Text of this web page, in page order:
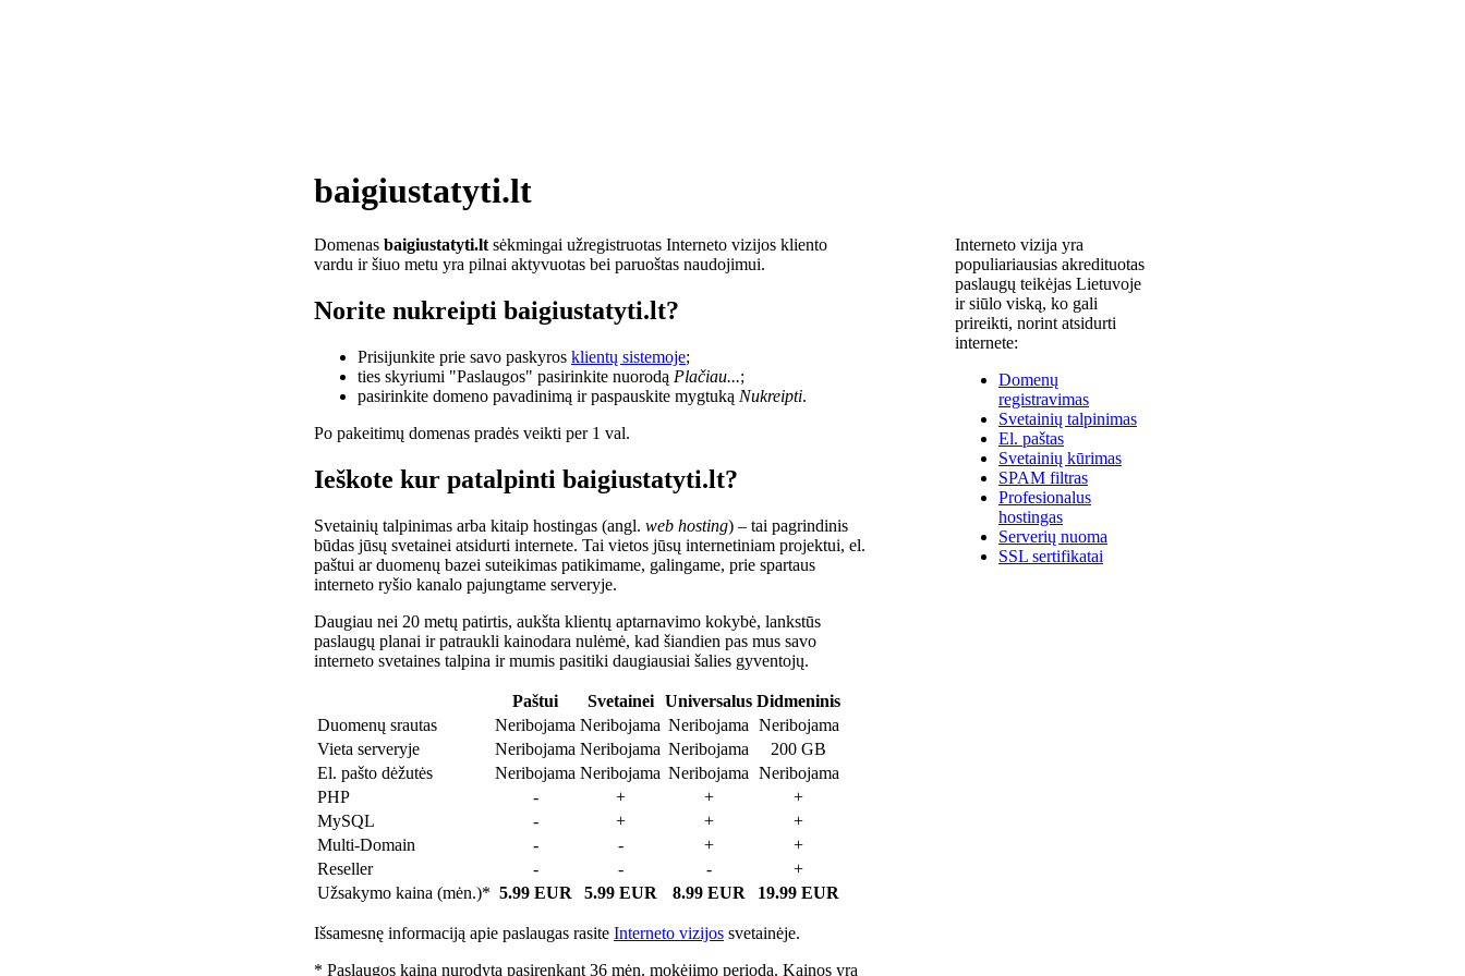
baigiustatyti.lt
Domenas baigiustatyti.lt sėkmingai užregistruotas Interneto vizijos kliento
vardu ir šiuo metu yra pilnai aktyvuotas bei paruoštas naudojimui.
Norite nukreipti baigiustatyti.lt?
Prisijunkite prie savo paskyros klientų sistemoje;
ties skyriumi "Paslaugos" pasirinkite nuorodą Plačiau...;
pasirinkite domeno pavadinimą ir paspauskite mygtuką Nukreipti.
Po pakeitimų domenas pradės veikti per 1 val.
Ieškote kur patalpinti baigiustatyti.lt?
Svetainių talpinimas arba kitaip hostingas (angl. web hosting) – tai pagrindinis
būdas jūsų svetainei atsidurti internete. Tai vietos jūsų internetiniam projektui, el.
paštui ar duomenų bazei suteikimas patikimame, galingame, prie spartaus
interneto ryšio kanalo pajungtame serveryje.
Daugiau nei 20 metų patirtis, aukšta klientų aptarnavimo kokybė, lankstūs
paslaugų planai ir patraukli kainodara nulėmė, kad šiandien pas mus savo
interneto svetaines talpina ir mumis pasitiki daugiausiai šalies gyventojų.
Paštui Svetainei Universalus Didmeninis
Duomenų srautas
Neribojama Neribojama Neribojama Neribojama
Vieta serveryje
Neribojama Neribojama Neribojama
200 GB
El. pašto dėžutės
Neribojama Neribojama Neribojama Neribojama
PHP
- + +
+
MySQL
- + +
+
Multi-Domain
- - +
+
Reseller
- - -
+
Užsakymo kaina (mėn.)* 5.99 EUR 5.99 EUR 8.99 EUR 19.99 EUR
Išsamesnę informaciją apie paslaugas rasite Interneto vizijos svetainėje.
* Paslaugos kaina nurodyta pasirenkant 36 mėn. mokėjimo periodą. Kainos yra
Interneto vizija yra
populiariausias akredituotas
paslaugų teikėjas Lietuvoje
ir siūlo viską, ko gali
prireikti, norint atsidurti
internete:
Domenų
registravimas
Svetainių talpinimas
El. paštas
Svetainių kūrimas
SPAM filtras
Profesionalus
hostingas
Serverių nuoma
SSL sertifikatai